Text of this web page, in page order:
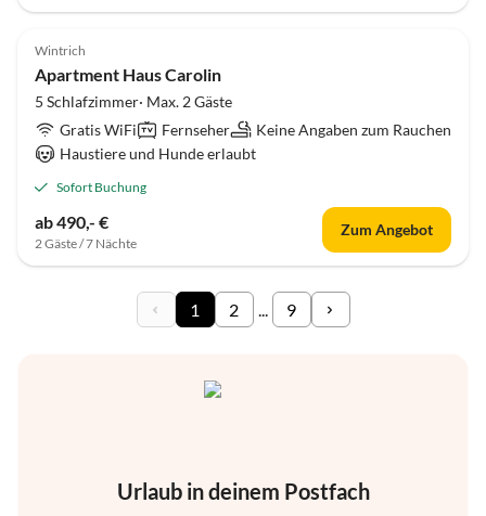
Wintrich
Apartment Haus Carolin
5 Schlafzimmer· Max. 2 Gäste
Gratis WiFi
Fernseher
Keine Angaben zum Rauchen
Haustiere und Hunde erlaubt
Sofort Buchung
ab 490,- €
2 Gäste / 7 Nächte
Zum Angebot
1 2 ... 9
Urlaub in deinem Postfach